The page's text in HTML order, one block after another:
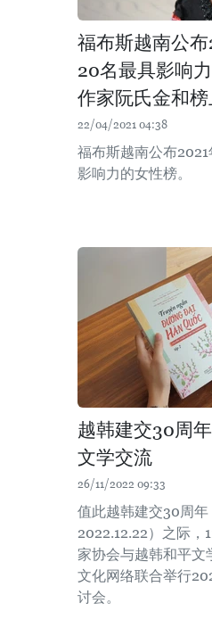
福布斯越南公
20名最具影响
作家阮氏金和榜
22/04/2021 04:38
福布斯越南公布
影响力的女性榜。
越韩建交30周
文学交流
26/11/2022 09:33
值此越韩建交30周年
2022.12.22）之际，
家协会与越韩和平文
文化网络联合举行
讨会。